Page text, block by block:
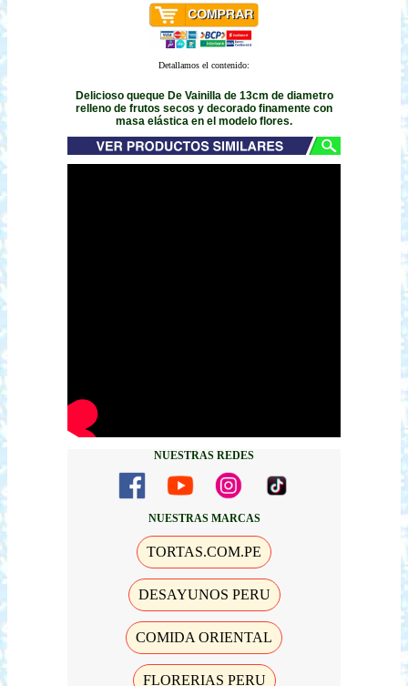
Detallamos el contenido:
Delicioso queque De Vainilla de 13cm de diametro
relleno de frutos secos y decorado finamente con
masa elástica en el modelo flores.
NUESTRAS REDES
NUESTRAS MARCAS
TORTAS.COM.PE
DESAYUNOS PERU
COMIDA ORIENTAL
FLORERIAS PERU